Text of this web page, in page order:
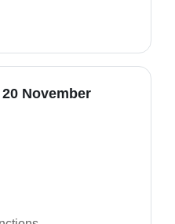
November